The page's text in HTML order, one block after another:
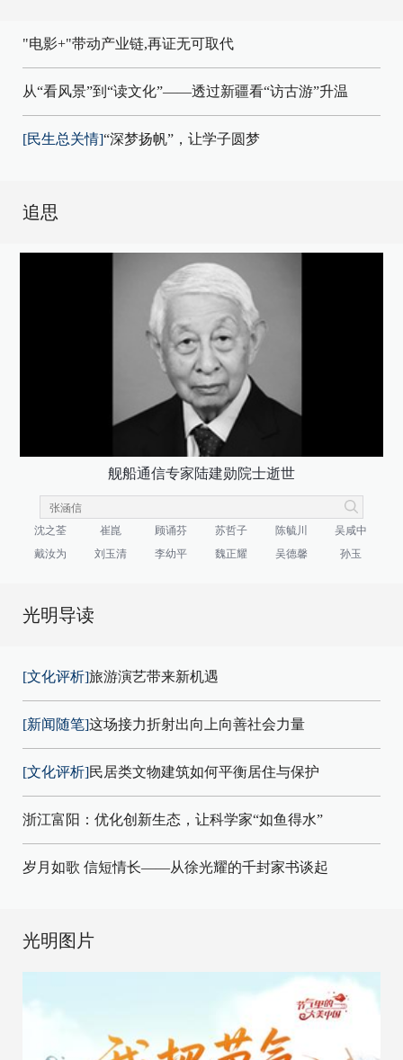
"电影+"带动产业链,再证无可取代
从“看风景”到“读文化”——透过新疆看“访古游”升温
[民生总关情]“深梦扬帆”，让学子圆梦
追思
舰船通信专家陆建勋院士逝世
沈之荃 崔崑 顾诵芬 苏哲子 陈毓川
吴咸中
戴汝为
刘玉清 李幼平 魏正耀 吴德馨 孙玉
光明导读
[文化评析]旅游演艺带来新机遇
[新闻随笔]这场接力折射出向上向善社会力量
[文化评析]民居类文物建筑如何平衡居住与保护
浙江富阳：优化创新生态，让科学家“如鱼得水”
岁月如歌 信短情长——从徐光耀的千封家书谈起
光明图片